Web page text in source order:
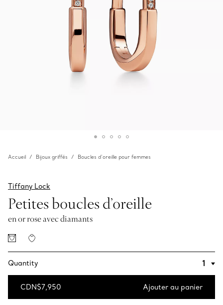
Accueil Bijoux griffés Boucles d’oreille pour femmes
Tiffany Lock
Petites boucles d’oreille
en or rose avec diamants
Quantity
CDN$7,950 Ajouter au panier